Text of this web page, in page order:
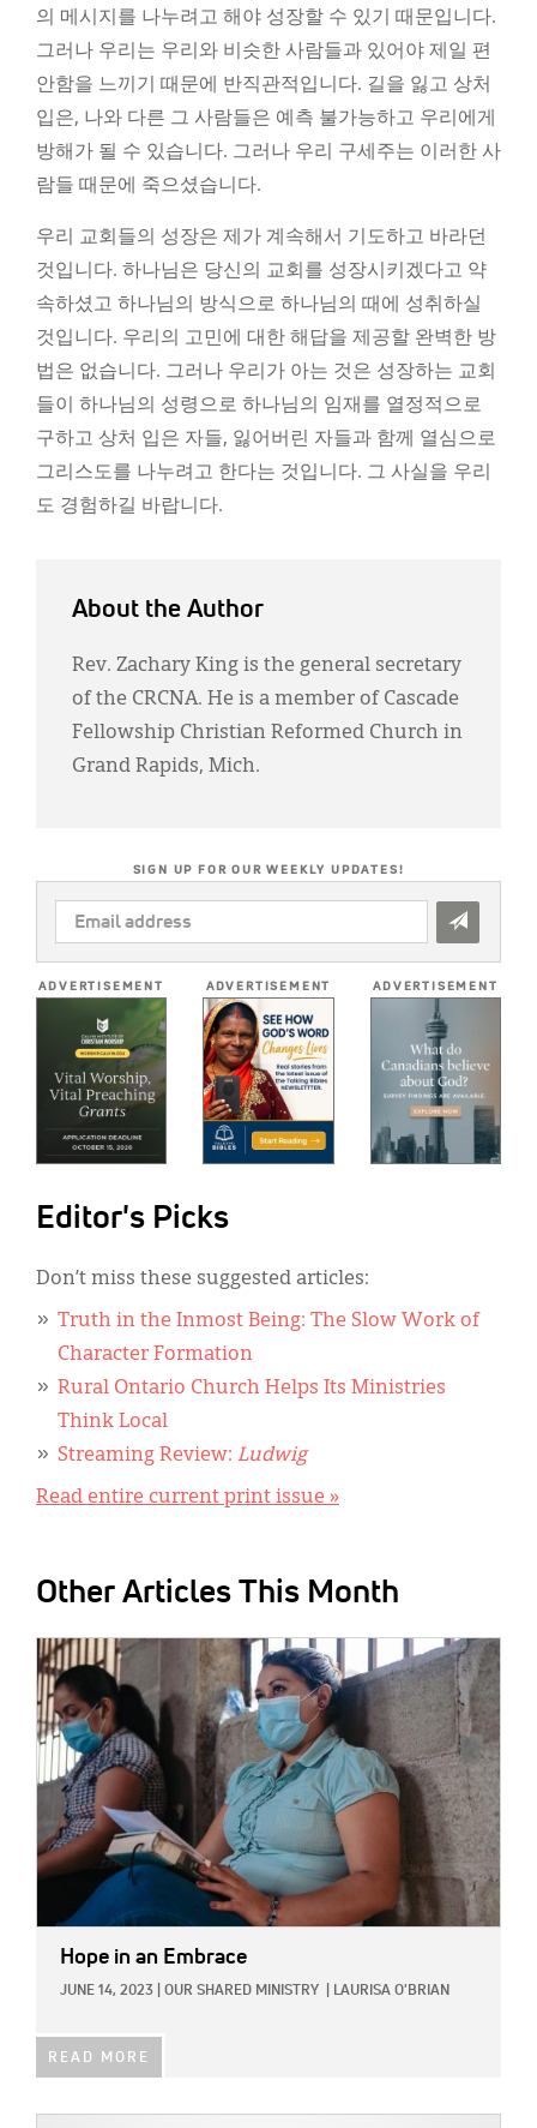
의 메시지를 나누려고 해야 성장할 수 있기 때문입니다.
그러나 우리는 우리와 비슷한 사람들과 있어야 제일 편
안함을 느끼기 때문에 반직관적입니다. 길을 잃고 상처
입은, 나와 다른 그 사람들은 예측 불가능하고 우리에게
방해가 될 수 있습니다. 그러나 우리 구세주는 이러한 사
람들 때문에 죽으셨습니다.
우리 교회들의 성장은 제가 계속해서 기도하고 바라던
것입니다. 하나님은 당신의 교회를 성장시키겠다고 약
속하셨고 하나님의 방식으로 하나님의 때에 성취하실
것입니다. 우리의 고민에 대한 해답을 제공할 완벽한 방
법은 없습니다. 그러나 우리가 아는 것은 성장하는 교회
들이 하나님의 성령으로 하나님의 임재를 열정적으로
구하고 상처 입은 자들, 잃어버린 자들과 함께 열심으로
그리스도를 나누려고 한다는 것입니다. 그 사실을 우리
도 경험하길 바랍니다.
About the Author
Rev. Zachary King is the general secretary
of the CRCNA. He is a member of Cascade
Fellowship Christian Reformed Church in
Grand Rapids, Mich.
SIGN UP FOR OUR WEEKLY UPDATES!
EMAIL
ADDRESS
ADVERTISEMENT ADVERTISEMENT ADVERTISEMENT
Editor's Picks
Don’t miss these suggested articles:
Truth in the Inmost Being: The Slow Work of
Character Formation
Rural Ontario Church Helps Its Ministries
Think Local
Streaming Review: Ludwig
Read entire current print issue »
Other Articles This Month
IMAGE:
Hope in an Embrace
JUNE 14, 2023 OUR SHARED MINISTRY LAURISA O'BRIAN
READ MORE